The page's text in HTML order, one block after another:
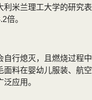
利米兰理工大学的研究表
倍。
自行熄灭，且燃烧过程中
面料在婴幼儿服装、航空
应用。